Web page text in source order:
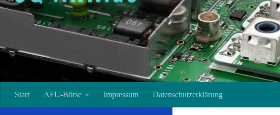
Start AFU-Börse Impressum Datenschutzerklärung